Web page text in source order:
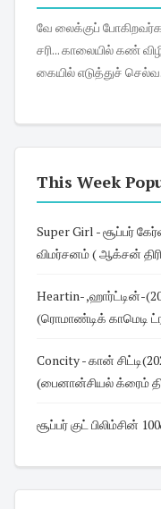
வே லைக்குப் போகிறவர்களானாலும் சரி, இல்லத்தரசிகளானாலும்
சரி... காலையில் கண் விழித்த
கையில் எடுத்துச்
This Week
Super Girl - சூப்பர்
விமர்சனம் ( ஆக்சன்
Heartin- ,ஹார்ட்டின்-
(ரொமாண்டிக் காமெடி
Concity - கான்
(பைனான்சியல் க்ரைம்
சூப்பர் குட் பிலிம்சின்